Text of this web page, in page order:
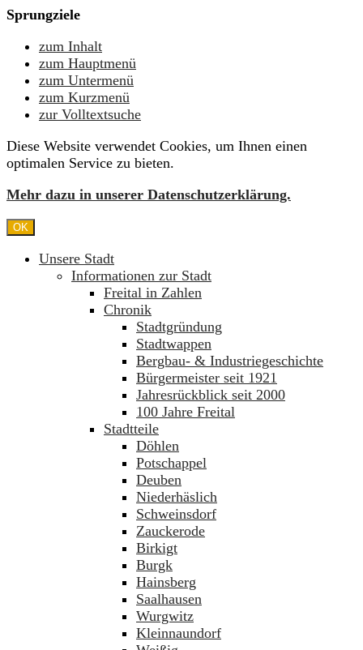
Sprungziele
zum Inhalt
zum Hauptmenü
zum Untermenü
zum Kurzmenü
zur Volltextsuche
Diese Website verwendet Cookies, um Ihnen einen
optimalen Service zu bieten.
Mehr dazu in unserer Datenschutzerklärung.
OK
Unsere Stadt
Informationen zur Stadt
Freital in Zahlen
Chronik
Stadtgründung
Stadtwappen
Bergbau- & Industriegeschichte
Bürgermeister seit 1921
Jahresrückblick seit 2000
100 Jahre Freital
Stadtteile
Döhlen
Potschappel
Deuben
Niederhäslich
Schweinsdorf
Zauckerode
Birkigt
Burgk
Hainsberg
Saalhausen
Wurgwitz
Kleinnaundorf